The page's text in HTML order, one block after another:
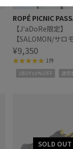
ROPÉ PICNIC
【J'aDoRe限定】
【SALOMON/サロ
TRAILBLAZER 10
¥9,350
1件
2BUY10%OFF 通気